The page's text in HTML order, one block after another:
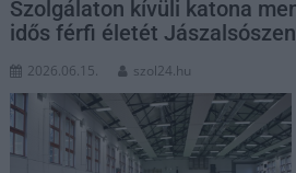
Szolgálaton kívüli katona
idős férfi életét
2026.06.15. szol24.hu